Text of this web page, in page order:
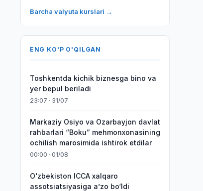
Barcha valyuta kurslari →
ENG KO'P O'QILGAN
Toshkentda kichik biznesga bino va
yer bepul beriladi
23:07 · 31/07
Markaziy Osiyo va Ozarbayjon davlat
rahbarlari “Boku” mehmonxonasining
ochilish marosimida ishtirok etdilar
00:00 · 01/08
O‘zbekiston ICCA xalqaro
assotsiatsiyasiga aʼzo bo‘ldi